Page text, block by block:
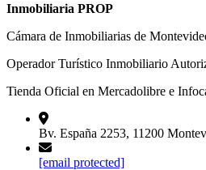
Inmobiliaria PROP
Cámara de Inmobiliarias de
Operador Turístico Inmobiliario
Tienda Oficial en Mercadolibre e
Bv. España 2253, 11200
[email protected]